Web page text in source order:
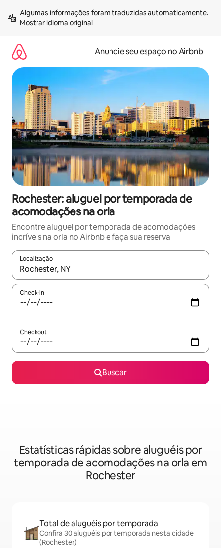
para
Mostrar idioma original
Anuncie seu espaço no Airbnb
Rochester: aluguel por temporada de
acomodações na orla
Encontre aluguel por temporada de acomodações
incríveis na orla no Airbnb e faça sua reserva
Localização
Quando os resultados estiverem disponíveis, explore-os
Check-in
Checkout
Buscar
Estatísticas rápidas sobre aluguéis por
temporada de acomodações na orla em
Rochester
Total de aluguéis por temporada
Confira 30 aluguéis por temporada nesta cidade
(Rochester)